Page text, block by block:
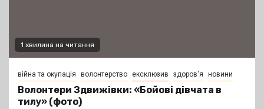
1 хвилина на читання
війна та окупація волонтерство ексклюзив здоров'я новини
Волонтери Здвижівки: «Бойові дівчата в
тилу» (фото)